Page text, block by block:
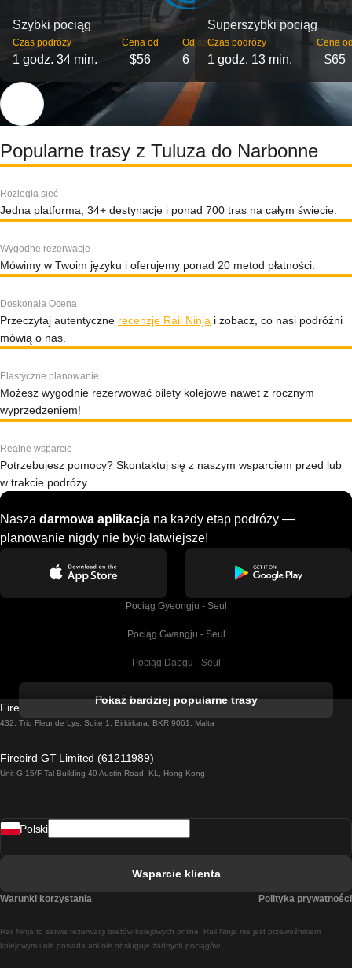
Szybki pociąg
Czas podróży
1 godz. 34 min.
Cena od
$56
Odjazdy
6
Superszybki pociąg
Czas podróży
1 godz. 13 min.
Cena
$65
Popularne trasy z Tuluza do Narbonne
Rozległa sieć
Jedna platforma, 34+ destynacje i ponad 700 tras na całym świecie.
Wygodne rezerwacje
Mówimy w Twoim języku i oferujemy ponad 20 metod płatności.
Doskonała Ocena
Przeczytaj autentyczne recenzje Rail Ninja i zobacz, co nasi podróżni
mówią o nas.
Elastyczne planowanie
Możesz wygodnie rezerwować bilety kolejowe nawet z rocznym
wyprzedzeniem!
Realne wsparcie
Potrzebujesz pomocy? Skontaktuj się z naszym wsparciem przed lub
w trakcie podróży.
Nasza darmowa aplikacja na każdy etap podróży —
planowanie nigdy nie było łatwiejsze!
Pociąg Gyeongju - Seul
Pociąg Gwangju - Seul
Pociąg Daegu - Seul
Pociąg Dublin - Galway
Pociąg Rzym - Neapol
Pociąg Madryt - Lizbona
Pokaż bardziej popularne trasy
Firebird GT Limited (OC 1451)
432, Triq Fleur de Lys, Suite 1, Birkirkara, BKR 9061, Malta
Firebird GT Limited (61211989)
Unit G 15/F Tal Building 49 Austin Road, KL, Hong Kong
Rail Ninja to serwis rezerwacji biletów kolejowych online. Rail Ninja nie jest przewoźnikiem
kolejowym i nie posiada ani nie obsługuje żadnych pociągów.
Polski
Wsparcie klienta
Warunki korzystania Polityka prywatności